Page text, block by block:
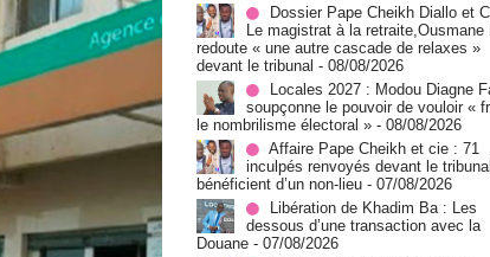
Dossier Pape Cheikh Diallo et
Le magistrat à la retraite,Ousmane
redoute « une autre cascade de relaxes »
devant le tribunal - 08/08/2026
Locales 2027 : Modou Diagne
soupçonne le pouvoir de vouloir «
le nombrilisme électoral » - 08/08/2026
Affaire Pape Cheikh et cie : 71
inculpés renvoyés devant le
bénéficient d’un non-lieu - 07/08/2026
Libération de Khadim Ba : Les
dessous d’une transaction avec la
Douane - 07/08/2026